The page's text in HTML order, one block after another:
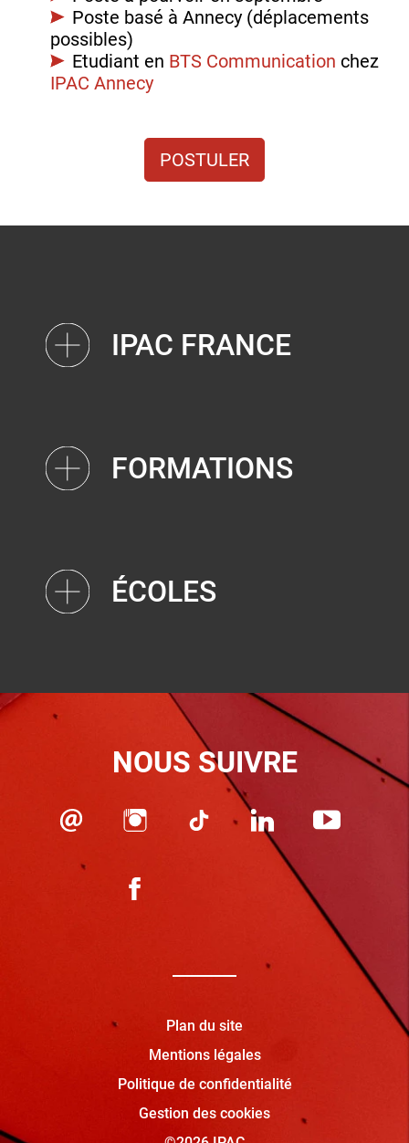
Poste basé à Annecy (déplacements
possibles)
Etudiant en BTS Communication chez
IPAC Annecy
POSTULER
IPAC FRANCE
FORMATIONS
ÉCOLES
NOUS SUIVRE
Plan du site
Mentions légales
Politique de confidentialité
Gestion des cookies